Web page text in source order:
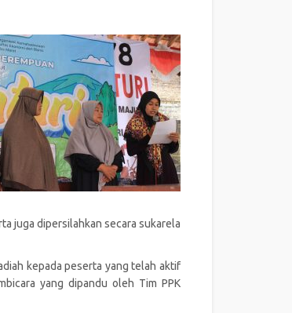
juga dipersilahkan secara sukarela
kepada peserta yang telah aktif
yang dipandu oleh Tim PPK